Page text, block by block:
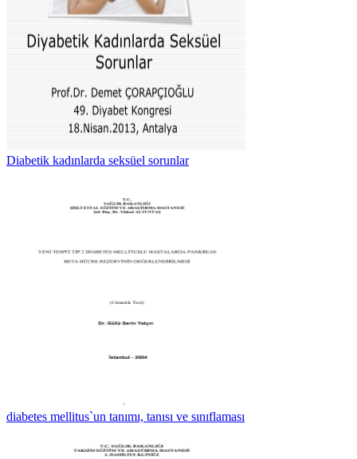
Diabetik kadınlarda seksüel sorunlar
diabetes mellitus`un tanımı, tanısı ve sınıflaması